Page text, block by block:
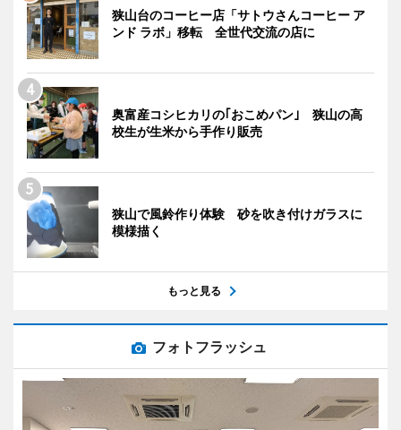
狭山台のコーヒー店「サトウさんコーヒー ア
ンド ラボ」移転 全世代交流の店に
奥富産コシヒカリの｢おこめパン｣ 狭山の高
校生が生米から手作り販売
狭山で風鈴作り体験 砂を吹き付けガラスに
模様描く
もっと見る
フォトフラッシュ